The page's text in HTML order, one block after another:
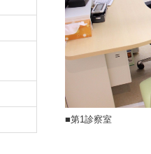
■第1診察室